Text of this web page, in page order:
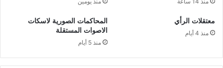
معتقلات الرأي
منذ 4 أيام
المحاكمات الصورية لاسكات
الاصوات المستقلة
منذ 5 أيام